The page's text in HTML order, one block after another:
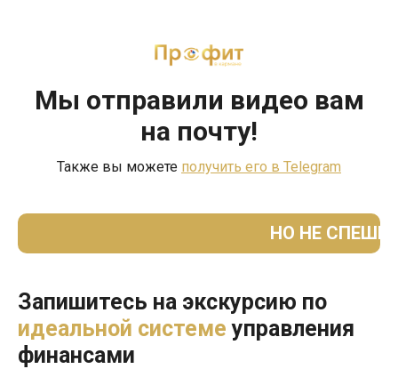
Мы отправили видео вам
на почту!
Также вы можете получить его в Telegram
НО НЕ
Запишитесь на экскурсию по
идеальной системеуправления
финансами